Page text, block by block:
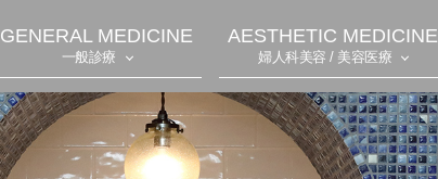
GENERAL MEDICINE
一般診療
AESTHETIC MEDICINE
婦人科美容 / 美容医療